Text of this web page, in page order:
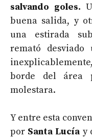
salvando goles.
buena salida, y
una estirada
remató
borde del área
molestara.
Y entre esta
por Santa Lucía y